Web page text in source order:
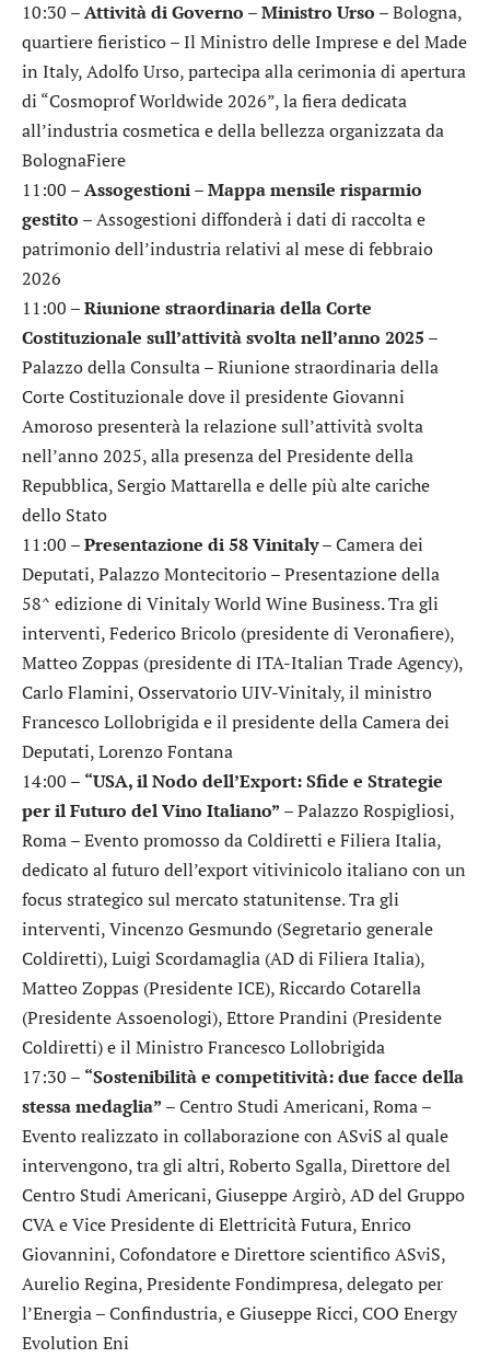
10:30 –Attività di Governo – Ministro Urso – Bologna,
quartiere fieristico – Il Ministro delle Imprese e del Made
in Italy, Adolfo Urso, partecipa alla cerimonia di apertura
di “Cosmoprof Worldwide 2026”, la fiera dedicata
all’industria cosmetica e della bellezza organizzata da
BolognaFiere
11:00 –Assogestioni – Mappa mensile risparmio
gestito – Assogestioni diffonderà i dati di raccolta e
patrimonio dell’industria relativi al mese di febbraio
2026
11:00 –Riunione straordinaria della Corte
Costituzionale sull’attività svolta nell’anno 2025 –
Palazzo della Consulta – Riunione straordinaria della
Corte Costituzionale dove il presidente Giovanni
Amoroso presenterà la relazione sull’attività svolta
nell’anno 2025, alla presenza del Presidente della
Repubblica, Sergio Mattarella e delle più alte cariche
dello Stato
11:00 –Presentazione di 58 Vinitaly– Camera dei
Deputati, Palazzo Montecitorio – Presentazione della
58^ edizione di Vinitaly World Wine Business. Tra gli
interventi, Federico Bricolo (presidente di Veronafiere),
Matteo Zoppas (presidente di ITA-Italian Trade Agency),
Carlo Flamini, Osservatorio UIV-Vinitaly, il ministro
Francesco Lollobrigida e il presidente della Camera dei
Deputati, Lorenzo Fontana
14:00 – “USA, il Nodo dell’Export: Sfide e Strategie
per il Futuro del Vino Italiano” – Palazzo Rospigliosi,
Roma – Evento promosso da Coldiretti e Filiera Italia,
dedicato al futuro dell’export vitivinicolo italiano con un
focus strategico sul mercato statunitense. Tra gli
interventi, Vincenzo Gesmundo (Segretario generale
Coldiretti), Luigi Scordamaglia (AD di Filiera Italia),
Matteo Zoppas (Presidente ICE), Riccardo Cotarella
(Presidente Assoenologi), Ettore Prandini (Presidente
Coldiretti) e il Ministro Francesco Lollobrigida
17:30 – “Sostenibilità e competitività: due facce della
stessa medaglia” – Centro Studi Americani, Roma –
Evento realizzato in collaborazione con ASviS al quale
intervengono, tra gli altri, Roberto Sgalla, Direttore del
Centro Studi Americani, Giuseppe Argirò, AD del Gruppo
CVA e Vice Presidente di Elettricità Futura, Enrico
Giovannini, Cofondatore e Direttore scientifico ASviS,
Aurelio Regina, Presidente Fondimpresa, delegato per
l’Energia – Confindustria, e Giuseppe Ricci, COO Energy
Evolution Eni